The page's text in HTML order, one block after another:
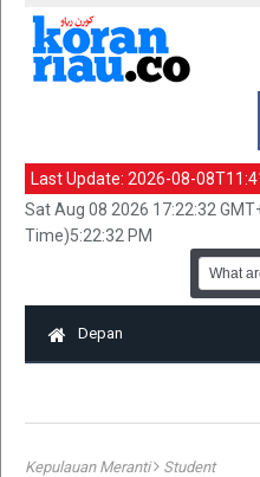
Last Update: 2026-08-
Sat Aug 08 2026 17:22:32
Time)5:22:32 PM
Depan
Kepulauan Meranti Student